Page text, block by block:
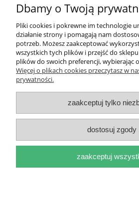
Moje konto
Płatności i
Informacje
O nas
pokaż pełną wersję
Sklep internetowy
Dbamy o Twoją
Pliki cookies i pokrewne im technologie
działanie strony i pomagają nam
potrzeb. Możesz zaakceptować
wszystkich tych plików i przejść do
plików do swoich preferencji, wybierając
Więcej o plikach cookies przeczytasz w
prywatności.
zaakceptuj tylko
dostosuj zgody
zaakceptuj